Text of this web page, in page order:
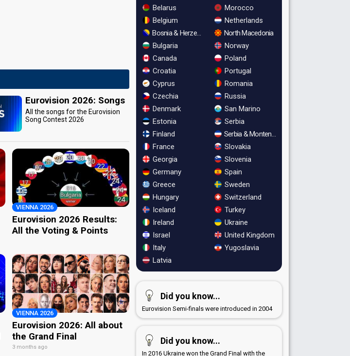
Eurovision 2026: Songs
All the songs for the Eurovision
Song Contest 2026
VIENNA 2026
Eurovision 2026 Results:
All the Voting & Points
VIENNA 2026
Eurovision 2026: All about
the Grand Final
3 months ago
Belarus
Belgium
Bosnia & Herzegovina
Bulgaria
Canada
Croatia
Cyprus
Czechia
Denmark
Estonia
Finland
France
Georgia
Germany
Greece
Hungary
Iceland
Ireland
Israel
Italy
Latvia
Morocco
Netherlands
North Macedonia
Norway
Poland
Portugal
Romania
Russia
San Marino
Serbia
Serbia & Montenegro
Slovakia
Slovenia
Spain
Sweden
Switzerland
Turkey
Ukraine
United Kingdom
Yugoslavia
Did you know...
Eurovision Semi-finals were introduced in 2004
Did you know...
In 2016 Ukraine won the Grand Final with the